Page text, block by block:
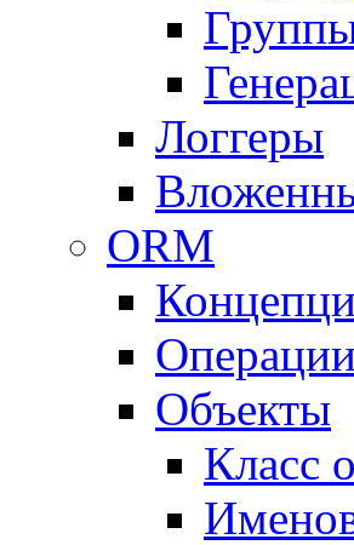
Логгеры
ORM
Объекты
Класс